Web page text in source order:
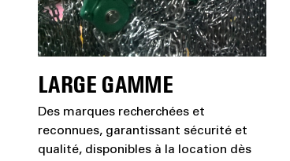
LARGE GAMME
Des marques recherchées et
reconnues, garantissant sécurité et
qualité, disponibles à la location dès